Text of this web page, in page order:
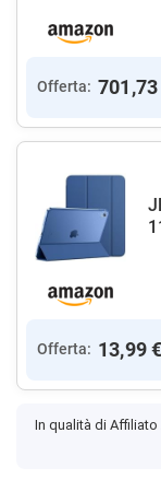
Offerta: 701,73
Offerta: 13,99 €
In qualità di